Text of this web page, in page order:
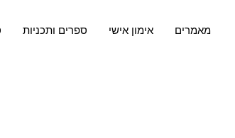
ספרים ותכניות אימון אישי מאמרים